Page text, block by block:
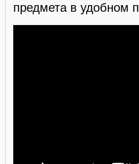
предмета в удобном